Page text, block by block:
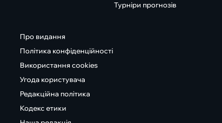
Турніри прогнозів
Про видання
Політика конфіденційності
Використання cookies
Угода користувача
Редакційна політика
Кодекс етики